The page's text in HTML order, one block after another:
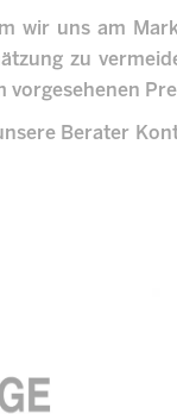
wir uns am
zu
vorgesehenen
Berater